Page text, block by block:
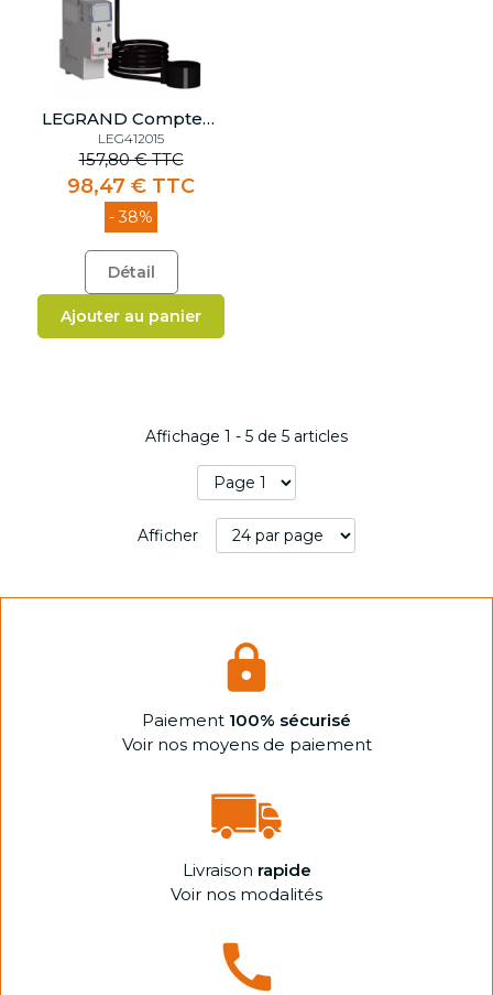
LEGRAND Compteur d'énergie connecté Drivia with Netatmo - 1 tore 80a - 412015
LEG412015
157,80 € TTC
98,47 € TTC
- 38%
Détail
Ajouter au panier
Affichage 1 - 5 de 5 articles
Afficher
Paiement 100% sécurisé
Voir nos moyens de paiement
Livraison rapide
Voir nos modalités